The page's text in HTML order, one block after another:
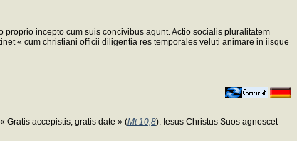
proprio incepto cum suis concivibus agunt. Actio socialis pluralitatem
« cum christiani officii diligentia res temporales veluti animare in iisque
Gratis accepistis, gratis date » (Mt 10,8). Iesus Christus Suos agnoscet